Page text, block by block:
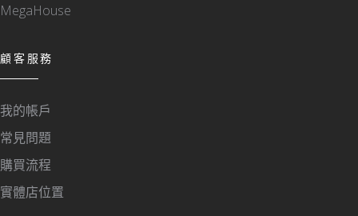
MegaHouse
顧客服務
我的帳戶
常見問題
購買流程
實體店位置